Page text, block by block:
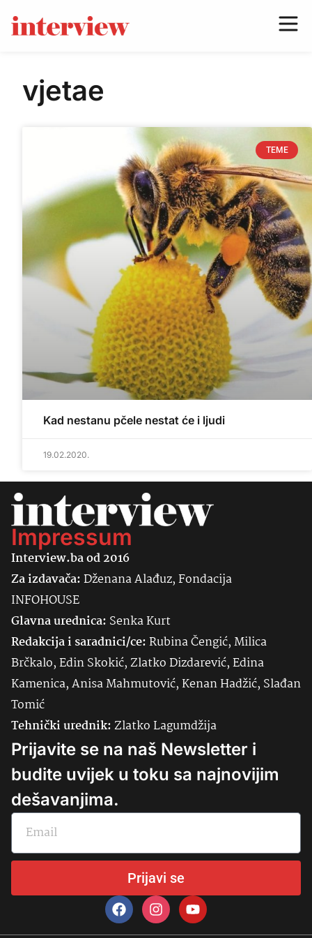
vjetae
TEME
Kad nestanu pčele nestat će i ljudi
19.02.2020.
Impressum
Interview.ba od 2016
Za izdavača:Dženana Alađuz, Fondacija
INFOHOUSE
Glavna urednica: SenkaKurt
Redakcija i saradnici/ce:Rubina Čengić, Milica
Brčkalo, Edin Skokić, Zlatko Dizdarević, Edina
Kamenica, Anisa Mahmutović, Kenan Hadžić, Slađan
Tomić
Tehnički urednik:Zlatko Lagumdžija
Prijavite se na naš Newsletter i
budite uvijek u toku sa najnovijim
dešavanjima.
Prijavi se